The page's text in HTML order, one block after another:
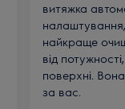
витяжка
найкраще
від
поверхні.
за вас.